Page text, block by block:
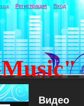
Регистрация Вход
Видео